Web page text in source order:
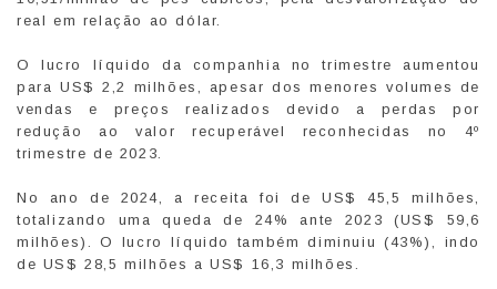
real em relação ao dólar.
O lucro líquido da companhia no trimestre aumentou
para US$ 2,2 milhões, apesar dos menores volumes de
vendas e preços realizados devido a perdas por
redução ao valor recuperável reconhecidas no 4º
trimestre de 2023.
No ano de 2024, a receita foi de US$ 45,5 milhões,
totalizando uma queda de 24% ante 2023 (US$ 59,6
milhões). O lucro líquido também diminuiu (43%), indo
de US$ 28,5 milhões a US$ 16,3 milhões.